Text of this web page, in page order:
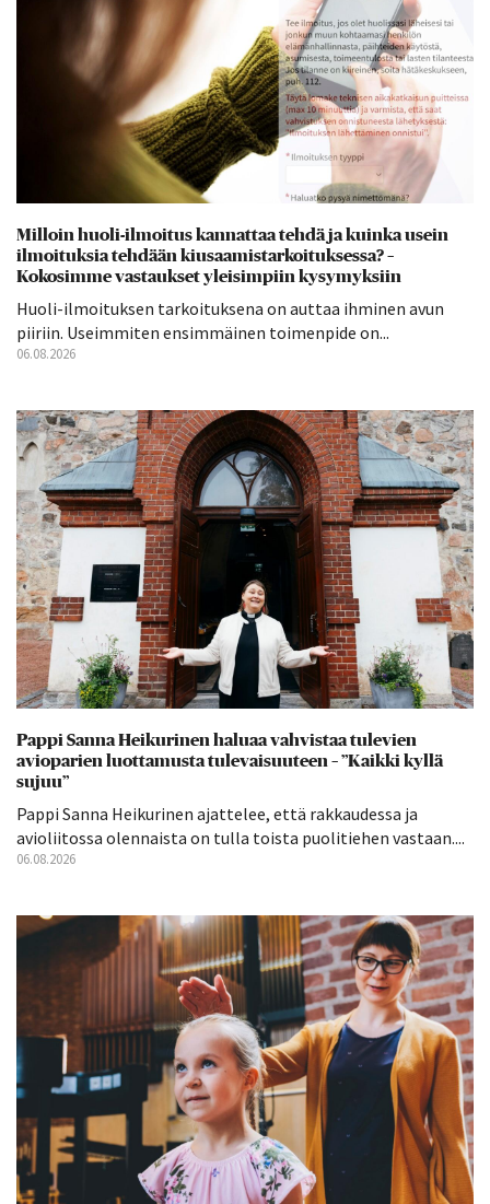
Milloin huoli-ilmoitus kannattaa tehdä ja kuinka usein
ilmoituksia tehdään kiusaamistarkoituksessa? –
Kokosimme vastaukset yleisimpiin kysymyksiin
Huoli-ilmoituksen tarkoituksena on auttaa ihminen avun
piiriin. Useimmiten ensimmäinen toimenpide on...
06.08.2026
Pappi Sanna Heikurinen haluaa vahvistaa tulevien
avioparien luottamusta tulevaisuuteen – ”Kaikki kyllä
sujuu”
Pappi Sanna Heikurinen ajattelee, että rakkaudessa ja
avioliitossa olennaista on tulla toista puolitiehen vastaan....
06.08.2026